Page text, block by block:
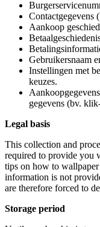
Contactgegevens
Aankoop
Gebruikersnaam
Instellingen met
keuzes.
gegevens (bv.
Legal basis
This collection and
required to provide you
tips on how to
information is not
are therefore forced to
Storage period